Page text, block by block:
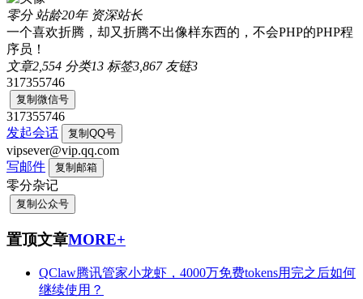
零分 站龄20年 资深站长
一个喜欢折腾，却又折腾不出像样东西的，不会PHP的PHP程
序员！
文章2,554 分类13 标签3,867 友链3
317355746
复制微信号
317355746
发起会话
复制QQ号
vipsever@vip.qq.com
写邮件
复制邮箱
零分杂记
复制公众号
置顶文章MORE+
QClaw腾讯管家小龙虾，4000万免费tokens用完之后如何
继续使用？